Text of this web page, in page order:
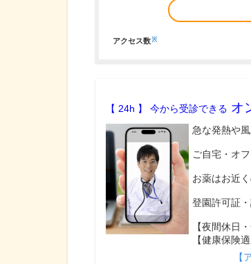
アクセス数※
【 24h 】 今から受診できる オ
急な発熱や
ご自宅・オ
お薬はお近
登園許可証
【夜間休日
【健康保険適
【